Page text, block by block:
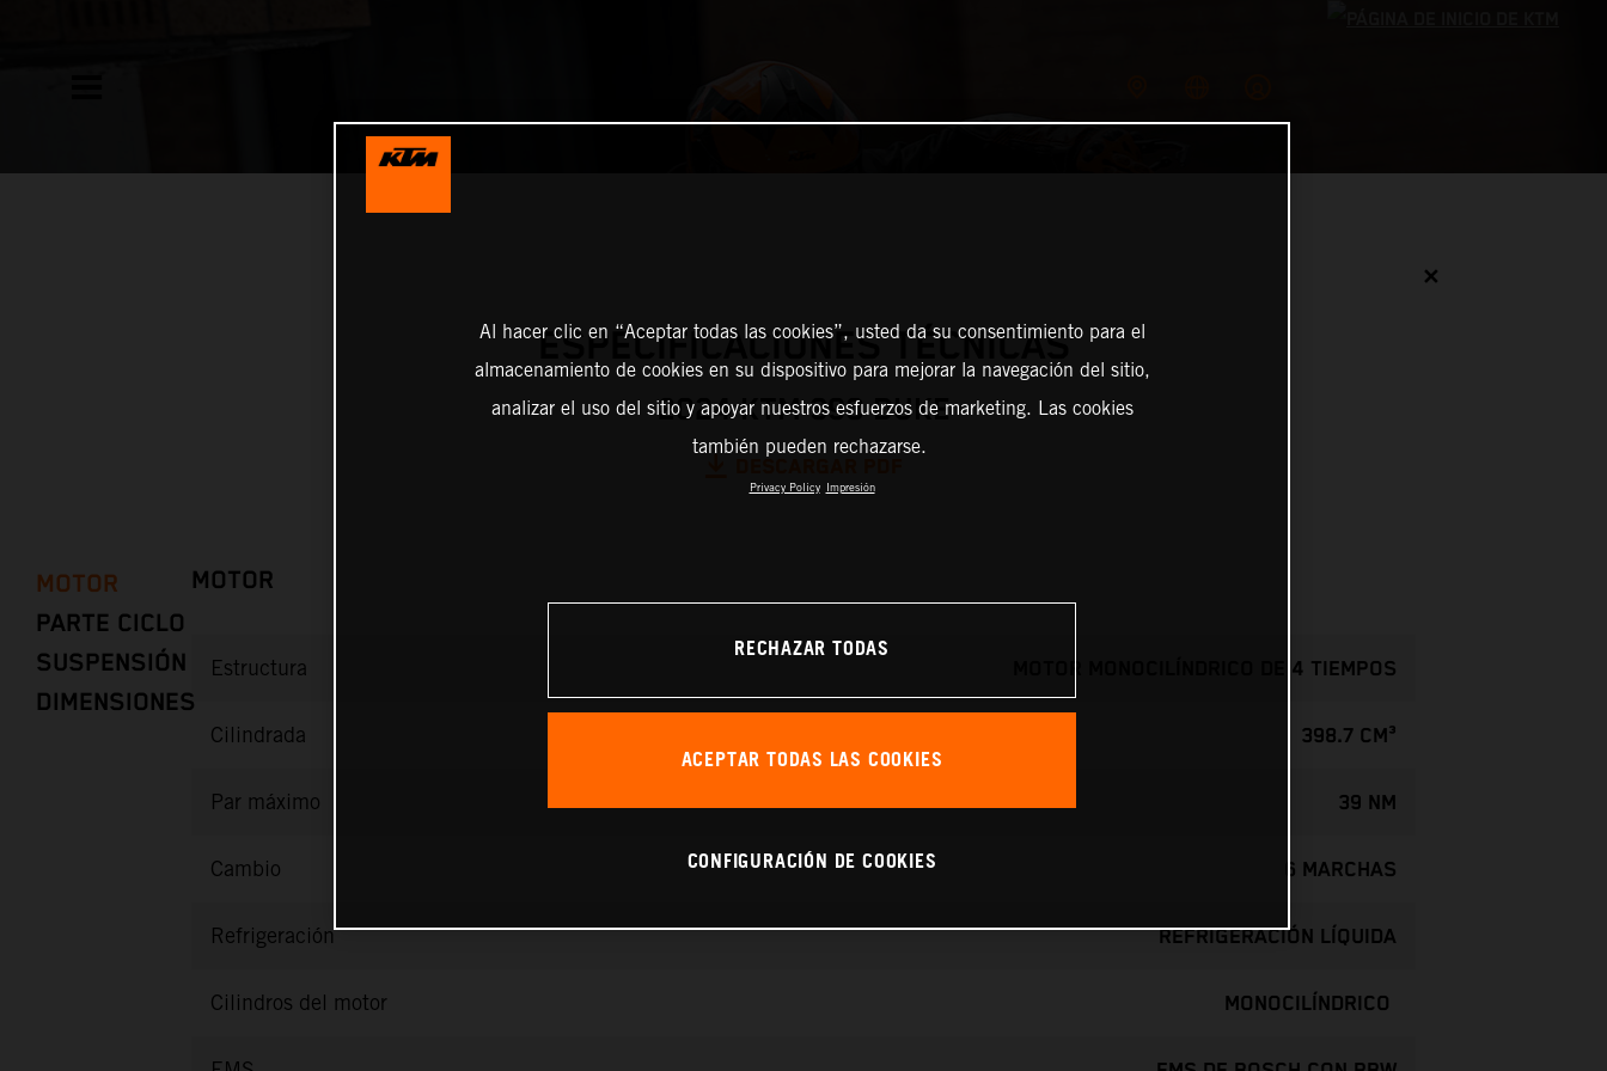
✕
ESPECIFICACIONES TÉCNICAS
2024 KTM 390 DUKE
MOTOR
PARTE CICLO
SUSPENSIÓN
DIMENSIONES
MOTOR
Estructura MOTOR MONOCILÍNDRICO DE 4 TIEMPOS
Cilindrada 398.7 CM³
Par máximo 39 NM
Cambio 6 MARCHAS
Refrigeración REFRIGERACIÓN LÍQUIDA
Cilindros del motor MONOCILÍNDRICO
Al hacer clic en “Aceptar todas las cookies”, usted da su consentimiento para el
almacenamiento de cookies en su dispositivo para mejorar la navegación del sitio,
analizar el uso del sitio y apoyar nuestros esfuerzos de marketing. Las cookies
también pueden rechazarse.
Privacy Policy Impresión
RECHAZAR TODAS
ACEPTAR TODAS LAS COOKIES
CONFIGURACIÓN DE COOKIES